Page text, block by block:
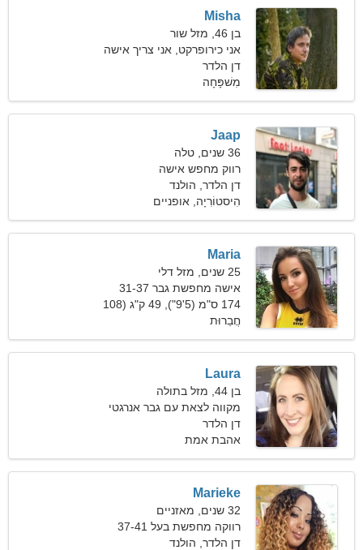
Misha
בן 46, מזל שור
אני כירופרקט, אני צריך אישה
חושנית
דן הלדר
מִשׁפָּחָה
Jaap
36 שנים, טלה
רווק מחפש אישה
דן הלדר, הולנד
הִיסטוֹרִיָה, אופניים
Maria
25 שנים, מזל דלי
אישה מחפשת גבר 31-37
174 ס"מ (5'9"), 49 ק"ג (108
פאונד)
חֲבֵרוּת
Laura
בן 44, מזל בתולה
מקווה לצאת עם גבר אנרגטי
דן הלדר
אהבת אמת
Marieke
32 שנים, מאזניים
רווקה מחפשת בעל 37-41
דן הלדר, הולנד